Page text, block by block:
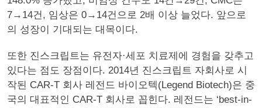
7→14건, 임상은 0→14건으로 2배 이상 늘었다. 앞으로
의 성장이 기대되는 대목이다.
또한 진스크립트는 유전자·세포 치료제에 경험을 갖추고
있다는 점도 장점이다. 2014년 진스크립트 자회사로 시
작된 CAR-T 회사 레전드 바이오텍(Legend Biotech)은 중
국의 대표적인 CAR-T 회사로 꼽힌다. 레전드는 ‘best-in-